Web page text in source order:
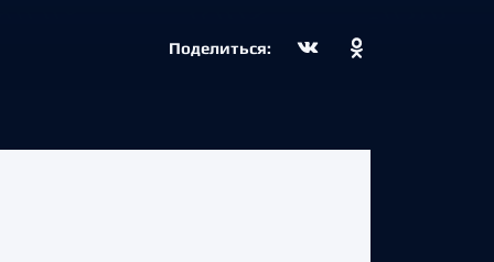
Поделиться: